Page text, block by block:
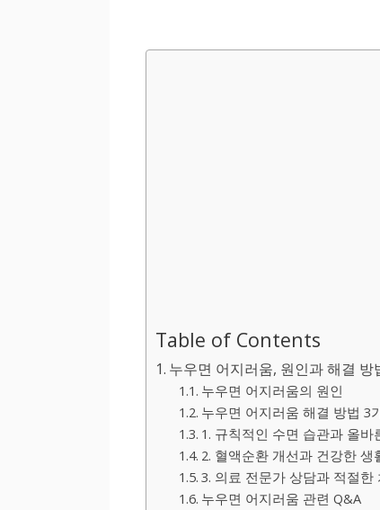
Table of Contents
누우면 어지러움, 원인과 해결
누우면 어지러움의 원인
누우면 어지러움 해결 방법 3
1. 규칙적인 수면 습관과 올바
2. 혈액순환 개선과 건강한 생
3. 의료 전문가 상담과 적절한
누우면 어지러움 관련 Q&A